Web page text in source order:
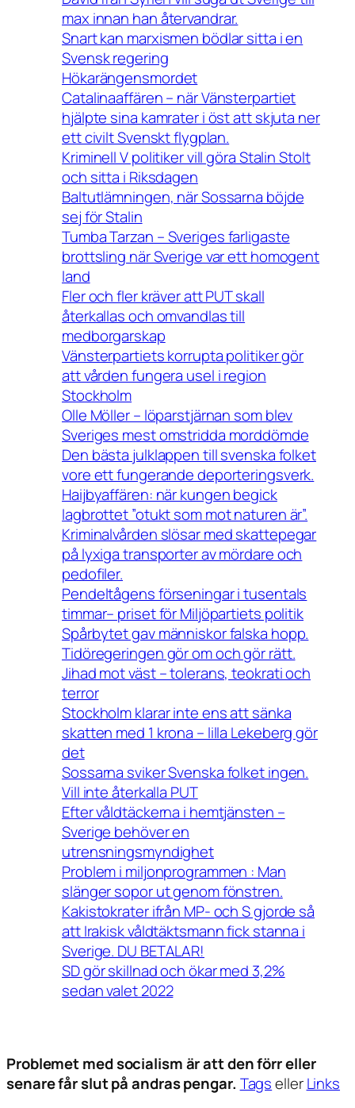
max innan han återvandrar.
Snart kan marxismen bödlar sitta i en
Svensk regering
Hökarängensmordet
Catalinaaffären – när Vänsterpartiet
hjälpte sina kamrater i öst att skjuta ner
ett civilt Svenskt flygplan.
Kriminell V politiker vill göra Stalin Stolt
och sitta i Riksdagen
Baltutlämningen, när Sossarna böjde
sej för Stalin
Tumba Tarzan – Sveriges farligaste
brottsling när Sverige var ett homogent
land
Fler och fler kräver att PUT skall
återkallas och omvandlas till
medborgarskap
Vänsterpartiets korrupta politiker gör
att vården fungera usel i region
Stockholm
Olle Möller – löparstjärnan som blev
Sveriges mest omstridda morddömde
Den bästa julklappen till svenska folket
vore ett fungerande deporteringsverk.
Haijbyaffären: när kungen begick
lagbrottet ”otukt som mot naturen är”.
Kriminalvården slösar med skattepegar
på lyxiga transporter av mördare och
pedofiler.
Pendeltågens förseningar i tusentals
timmar– priset för Miljöpartiets politik
Spårbytet gav människor falska hopp.
Tidöregeringen gör om och gör rätt.
Jihad mot väst – tolerans, teokrati och
terror
Stockholm klarar inte ens att sänka
skatten med 1 krona – lilla Lekeberg gör
det
Sossarna sviker Svenska folket ingen.
Vill inte återkalla PUT
Efter våldtäckerna i hemtjänsten –
Sverige behöver en
utrensningsmyndighet
Problem i miljonprogrammen : Man
slänger sopor ut genom fönstren.
Kakistokrater ifrån MP- och S gjorde så
att Irakisk våldtäktsmann fick stanna i
Sverige. DU BETALAR!
SD gör skillnad och ökar med 3,2%
sedan valet 2022
Problemet med socialism är att den förr eller
senare får slut på andras pengar. TagsellerLinks